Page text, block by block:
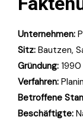
Unternehmen:
Sitz: Bautzen,
Gründung: 1990
Verfahren:
Betroffene
Beschäftigte: